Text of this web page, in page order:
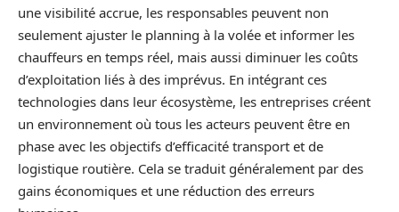
une visibilité accrue, les responsables peuvent non
seulement ajuster le planning à la volée et informer les
chauffeurs en temps réel, mais aussi diminuer les coûts
d’exploitation liés à des imprévus. En intégrant ces
technologies dans leur écosystème, les entreprises créent
un environnement où tous les acteurs peuvent être en
phase avec les objectifs d’efficacité transport et de
logistique routière. Cela se traduit généralement par des
gains économiques et une réduction des erreurs